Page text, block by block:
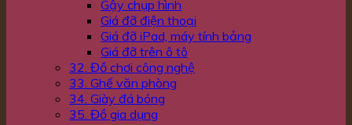
Gậy chụp hình
Giá đỡ điện thoại
Giá đỡ iPad, máy tính bảng
Giá đỡ trên ô tô
32. Đồ chơi công nghệ
33. Ghế văn phòng
34. Giày đá bóng
35. Đồ gia dụng